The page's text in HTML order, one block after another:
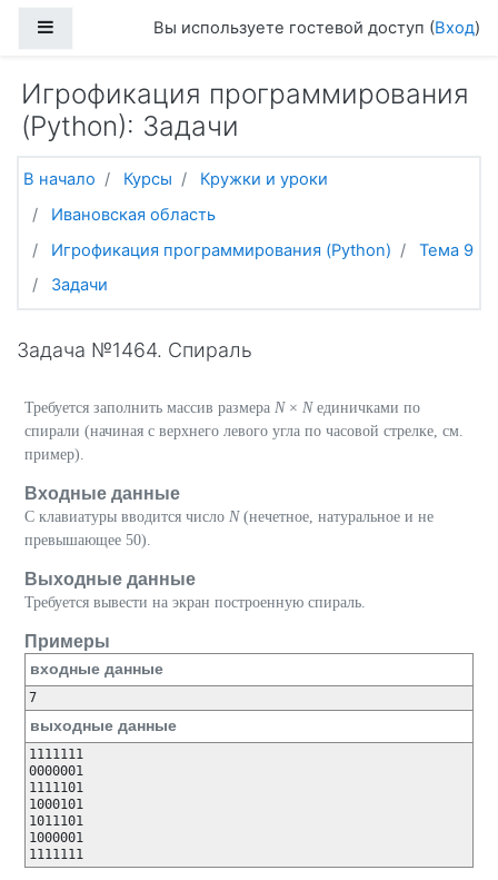
Боковая панельВы используете гостевой доступ (Вход)
Игрофикация программирования
(Python): Задачи
В начало Курсы
Кружки и уроки
Ивановская область
Игрофикация программирования (Python)
Тема 9
Задачи
Задача №1464. Спираль
Требуется заполнить массив размера N× Nединичками по
спирали (начиная с верхнего левого угла по часовой стрелке, см.
пример).
Входные данные
С клавиатуры вводится число N(нечетное, натуральное и не
превышающее 50).
Выходные данные
Требуется вывести на экран построенную спираль.
Примеры
входные данные
выходные данные
1111111
0000001
1111101
1000101
1011101
1000001